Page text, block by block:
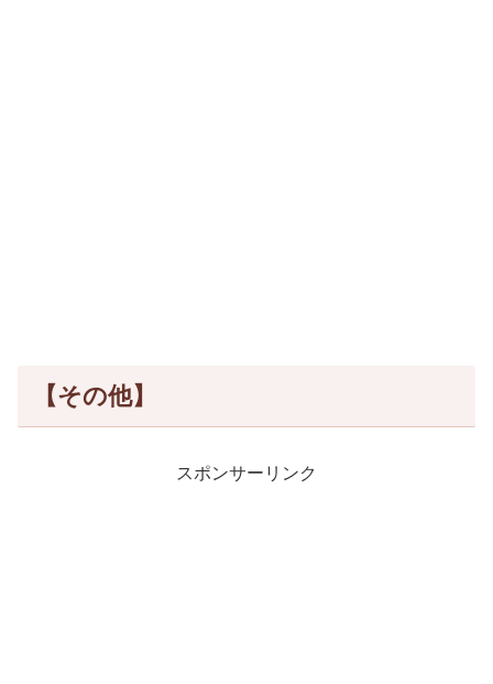
【その他】
スポンサーリンク